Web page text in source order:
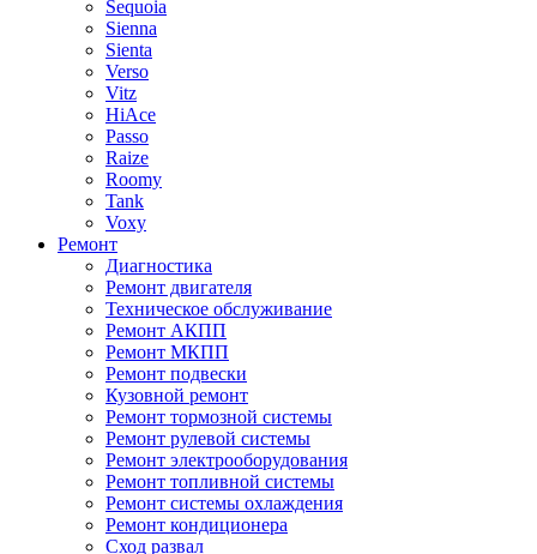
Sequoia
Sienna
Sienta
Verso
Vitz
HiAce
Passo
Raize
Roomy
Tank
Voxy
Ремонт
Диагностика
Ремонт двигателя
Техническое обслуживание
Ремонт АКПП
Ремонт МКПП
Ремонт подвески
Кузовной ремонт
Ремонт тормозной системы
Ремонт рулевой системы
Ремонт электрооборудования
Ремонт топливной системы
Ремонт системы охлаждения
Ремонт кондиционера
Сход развал